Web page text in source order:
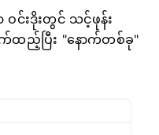
င်းဒိုးတွင် သင့်ဖုန်း
ည့်ပြီး "နောက်တစ်ခု"